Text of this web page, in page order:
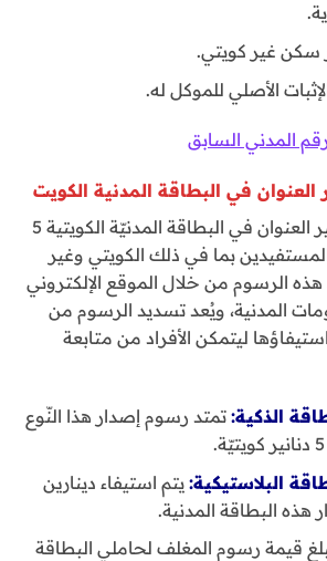
سكن غير كويتي.
الأصلي للموكل له.
المدني السابق
في البطاقة المدنية الكويت
تبلغ قيمة رسوم تغيير العنوان في البطاقة المدنيّة الكويتية 5
بما في ذلك الكويتي وغير
هذه الرسوم من خلال الموقع الإلكتروني
المدنية، ويُعد تسديد الرسوم من
ليتمكن الأفراد من متابعة
الذكية:تمتد رسوم إصدار هذا النّوع
البلاستيكية:يتم استيفاء دينارين
هذه البطاقة المدنية.
قيمة رسوم المغلف لحاملي البطاقة